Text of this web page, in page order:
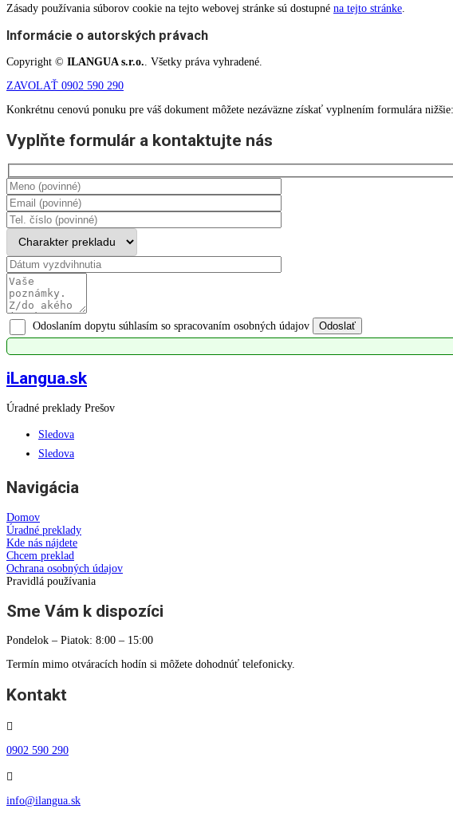
Zásady používania súborov cookie na tejto webovej stránke sú dostupné na tejto stránke
Informácie o autorských právach
Copyright © ILANGUA s.r.o.. Všetky práva vyhradené.
ZAVOLAŤ 0902 590 290
Konkrétnu cenovú ponuku pre váš dokument môžete nezáväzne získať vyplnením formulára nižšie:
Vyplňte formulár a kontaktujte nás
Odoslaním dopytu súhlasím so spracovaním osobných údajov
iLangua.sk
Úradné preklady Prešov
Sledova
Sledova
Navigácia
Domov
Úradné preklady
Kde nás nájdete
Chcem preklad
Ochrana osobných údajov
Pravidlá používania
Sme Vám k dispozíci
Pondelok – Piatok: 8:00 – 15:00
Termín mimo otváracích hodín si môžete dohodnúť telefonicky.
Kontakt

0902 590 290

info@ilangua.sk